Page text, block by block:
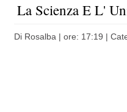
La Scienza E L'
Di Rosalba | ore: 17:19 |